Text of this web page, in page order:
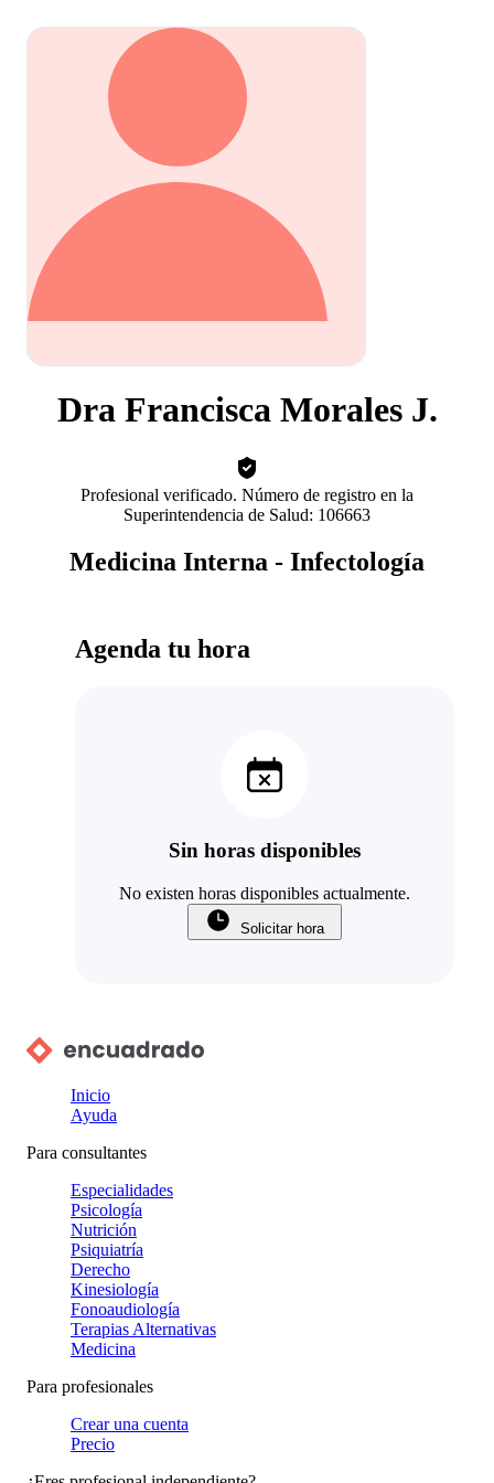
Dra Francisca Morales J.
Profesional verificado. Número de registro en la
Superintendencia de Salud: 106663
Medicina Interna - Infectología
Agenda tu hora
Sin horas disponibles
No existen horas disponibles actualmente.
Solicitar hora
Inicio
Ayuda
Para consultantes
Especialidades
Psicología
Nutrición
Psiquiatría
Derecho
Kinesiología
Fonoaudiología
Terapias Alternativas
Medicina
Para profesionales
Crear una cuenta
Precio